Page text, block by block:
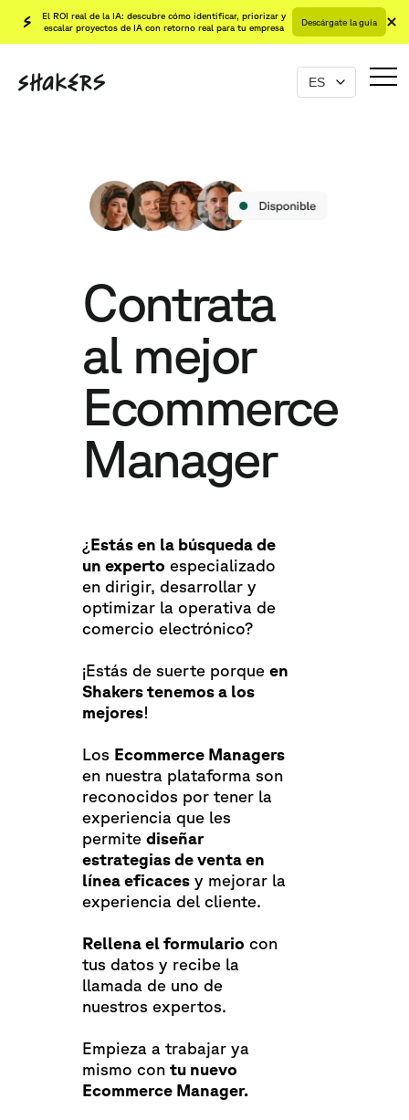
El ROI real de la IA: descubre cómo identificar, priorizar y
escalar proyectos de IA con retorno real para tu empresa
Descárgate la guía
Contrata
al mejor
Ecommerce
Manager
¿ Estás en la búsqueda de
un experto especializado
en dirigir, desarrollar y
optimizar la operativa de
comercio electrónico?
¡Estás de suerte porque en
Shakers tenemos a los
mejores!
Los Ecommerce Managers
en nuestra plataforma son
reconocidos por tener la
experiencia que les
permite diseñar
estrategias de venta en
línea eficaces y mejorar la
experiencia del cliente.
Rellena el formulario con
tus datos y recibe la
llamada de uno de
nuestros expertos.
Empieza a trabajar ya
mismo con tu nuevo
Ecommerce Manager.